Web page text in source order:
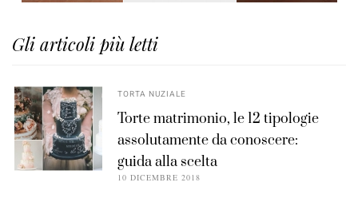
Gli articoli più letti
TORTA NUZIALE
Torte matrimonio, le 12 tipologie
assolutamente da conoscere:
guida alla scelta
10 DICEMBRE 2018